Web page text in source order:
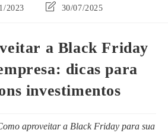
2023
Última30/07/2025
a Black Friday
dicas para
investimentos
aproveitar a Black Friday para sua